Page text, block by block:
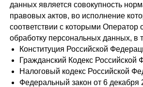
данных является совокупность
правовых актов, во исполнение
соответствии с которыми Оператор
обработку персональных данных, в
Конституция Российской
Гражданский Кодекс Российской
Налоговый кодекс Российской
Федеральный закон от 6 декабря